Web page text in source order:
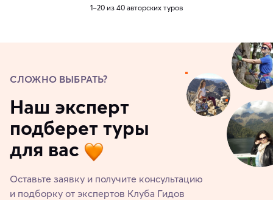
1–20 из 40 авторских туров
СЛОЖНО ВЫБРАТЬ?
Наш эксперт
подберет туры
для вас
Оставьте заявку и получите консультацию
и подборку от экспертов Клуба Гидов